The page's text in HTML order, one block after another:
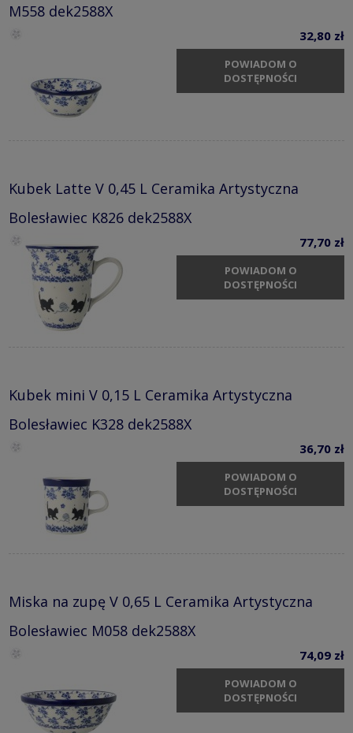
M558 dek2588X
32,80 zł
POWIADOM O
DOSTĘPNOŚCI
Kubek Latte V 0,45 L Ceramika Artystyczna
Bolesławiec K826 dek2588X
77,70 zł
POWIADOM O
DOSTĘPNOŚCI
Kubek mini V 0,15 L Ceramika Artystyczna
Bolesławiec K328 dek2588X
36,70 zł
POWIADOM O
DOSTĘPNOŚCI
Miska na zupę V 0,65 L Ceramika Artystyczna
Bolesławiec M058 dek2588X
74,09 zł
POWIADOM O
DOSTĘPNOŚCI